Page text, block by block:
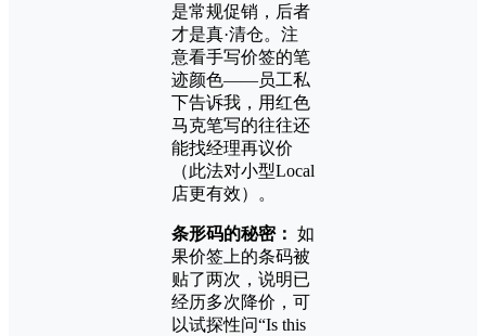
是常规促销，后者
才是真·清仓。注
意看手写价签的笔
迹颜色——员工私
下告诉我，用红色
马克笔写的往往还
能找经理再议价
（此法对小型Local
店更有效）。
条形码的秘密： 如
果价签上的条码被
贴了两次，说明已
经历多次降价，可
以试探性问“Is this